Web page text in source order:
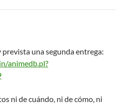
prevista una segunda entrega:
animedb.pl?
ni de cuándo, ni de cómo, ni